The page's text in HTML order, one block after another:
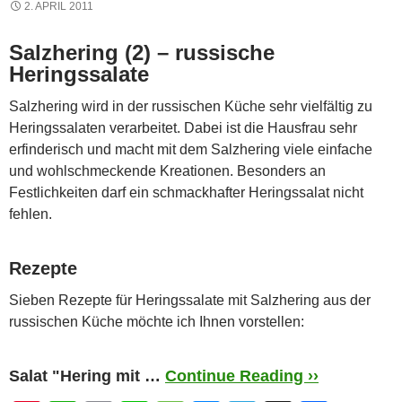
2. APRIL 2011
Salzhering (2) – russische
Heringssalate
Salzhering wird in der russischen Küche sehr vielfältig zu
Heringssalaten verarbeitet. Dabei ist die Hausfrau sehr
erfinderisch und macht mit dem Salzhering viele einfache
und wohlschmeckende Kreationen. Besonders an
Festlichkeiten darf ein schmackhafter Heringssalat nicht
fehlen.
Rezepte
Sieben Rezepte für Heringssalate mit Salzhering aus der
russischen Küche möchte ich Ihnen vorstellen:
Salat "Hering mit … Continue Reading ››